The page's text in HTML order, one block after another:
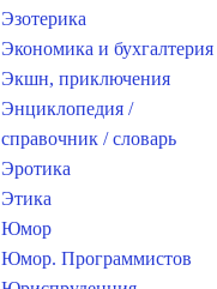
Эзотерика
Экономика и бухгалтерия
Экшн, приключения
Энциклопедия /
справочник / словарь
Эротика
Этика
Юмор
Юмор. Программистов